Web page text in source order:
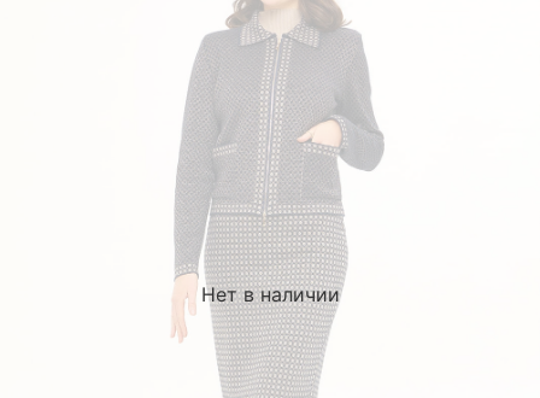
Нет в наличии